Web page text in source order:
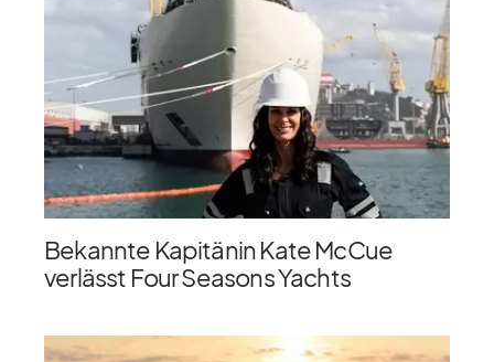
Bekannte Kapitänin Kate McCue
verlässt Four Seasons Yachts